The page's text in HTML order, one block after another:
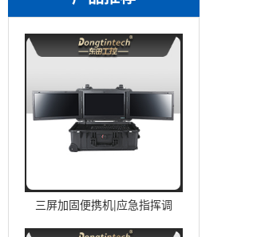
三屏加固便携机|应急指挥调
度台移动终端|DTG-U1713-